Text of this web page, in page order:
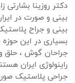
دکتر روزینا بشارتی
بینی و صورت در
بینی و جراح
بسیاری در این حوزه
جراحان گوش ، حلق
راینولوژی ایران
جراحی پلاستیک